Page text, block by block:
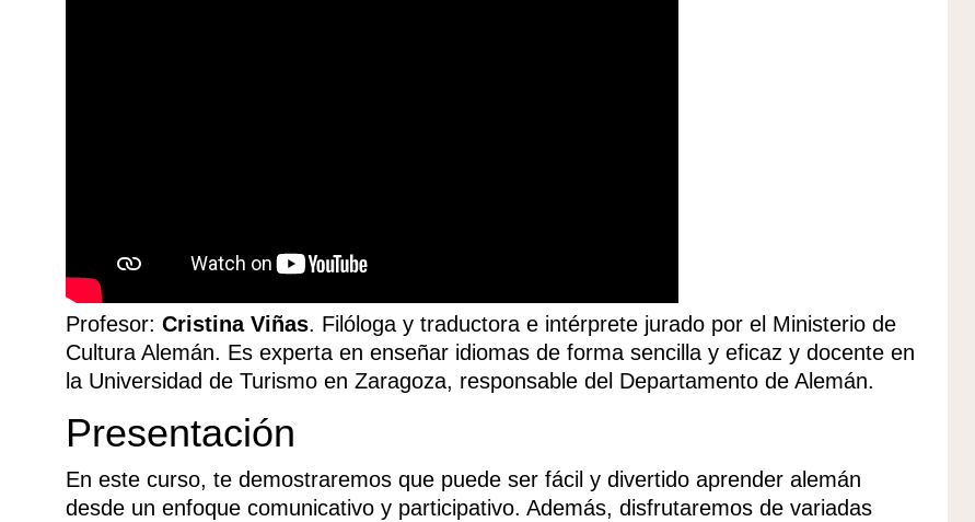
Profesor: Cristina Viñas. Filóloga y traductora e intérprete jurado por el Ministerio de
Cultura Alemán. Es experta en enseñar idiomas de forma sencilla y eficaz y docente en
la Universidad de Turismo en Zaragoza, responsable del Departamento de Alemán.
Presentación
En este curso, te demostraremos que puede ser fácil y divertido aprender alemán
desde un enfoque comunicativo y participativo. Además, disfrutaremos de variadas